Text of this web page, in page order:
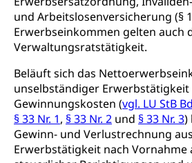
und Arbeitslosenversicherung (§
Erwerbseinkommen gelten auch
Verwaltungsratstätigkeit.
Beläuft sich das
unselbständiger Erwerbstätigkeit
Gewinnungskosten (vgl. LU StB
§ 33 Nr. 1, § 33 Nr. 2 und § 33 Nr. 3)
Gewinn- und Verlustrechnung
Erwerbstätigkeit nach Vornahme
Kulturförderung und
Angebote für
Mobilität
Schiene und öffentlicher
Schienenverkehr, Zugverkehr,
Transportmittel, öffentlicher
Verkehrsverbund
Schifffahrt